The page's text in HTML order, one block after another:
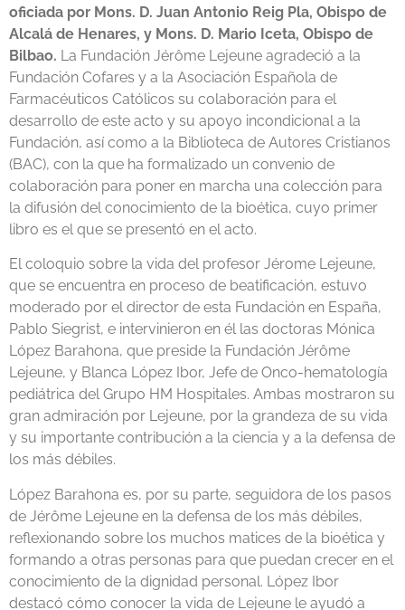
oficiada por Mons. D. Juan Antonio Reig Pla, Obispo de
Alcalá de Henares, y Mons. D. Mario Iceta, Obispo de
Bilbao. La Fundación Jérôme Lejeune agradeció a la
Fundación Cofares y a la Asociación Española de
Farmacéuticos Católicos su colaboración para el
desarrollo de este acto y su apoyo incondicional a la
Fundación, así como a la Biblioteca de Autores Cristianos
(BAC), con la que ha formalizado un convenio de
colaboración para poner en marcha una colección para
la difusión del conocimiento de la bioética, cuyo primer
libro es el que se presentó en el acto.
El coloquio sobre la vida del profesor Jérome Lejeune,
que se encuentra en proceso de beatificación, estuvo
moderado por el director de esta Fundación en España,
Pablo Siegrist, e intervinieron en él las doctoras Mónica
López Barahona, que preside la Fundación Jérôme
Lejeune, y Blanca López Ibor, Jefe de Onco-hematología
pediátrica del Grupo HM Hospitales. Ambas mostraron su
gran admiración por Lejeune, por la grandeza de su vida
y su importante contribución a la ciencia y a la defensa de
los más débiles.
López Barahona es, por su parte, seguidora de los pasos
de Jérôme Lejeune en la defensa de los más débiles,
reflexionando sobre los muchos matices de la bioética y
formando a otras personas para que puedan crecer en el
conocimiento de la dignidad personal. López Ibor
destacó cómo conocer la vida de Lejeune le ayudó a